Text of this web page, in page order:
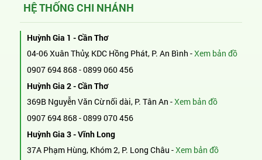
HỆ THỐNG CHI NHÁNH
Huỳnh Gia 1 - Cần Thơ
04-06 Xuân Thủy, KDC Hồng Phát, P. An Bình -Xem bản đồ
0907 694 868 -0899 060 456
Huỳnh Gia 2 - Cần Thơ
369B Nguyễn Văn Cừ nối dài, P. Tân An -Xem bản đồ
0907 694 868 -0899 070 456
Huỳnh Gia 3 - Vĩnh Long
37A Phạm Hùng, Khóm 2, P. Long Châu -Xem bản đồ